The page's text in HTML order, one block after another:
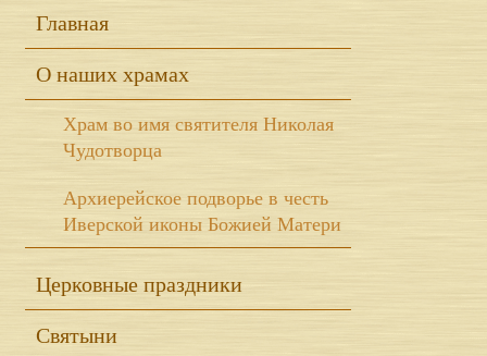
Sidebar
Главная
О наших храмах
Храм во имя святителя Николая
Чудотворца
Архиерейское подворье в честь
Иверской иконы Божией Матери
Церковные праздники
Святыни